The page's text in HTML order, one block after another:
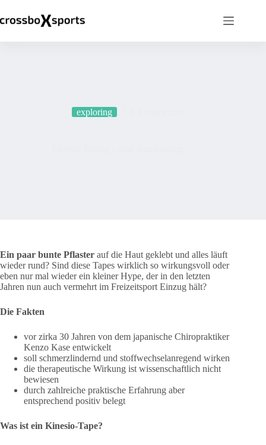
springen
exploring
Ein paar bunte Pflaster auf die Haut geklebt und alles läuft
wieder rund? Sind diese Tapes wirklich so wirkungsvoll oder
eben nur mal wieder ein kleiner Hype, der in den letzten
Jahren nun auch vermehrt im Freizeitsport Einzug hält?
Die Fakten
vor zirka 30 Jahren von dem japanische Chiropraktiker
Kenzo Kase entwickelt
soll schmerzlindernd und stoffwechselanregend wirken
die therapeutische Wirkung ist wissenschaftlich nicht
bewiesen
durch zahlreiche praktische Erfahrung aber
entsprechend positiv belegt
Was ist ein Kinesio-Tape?